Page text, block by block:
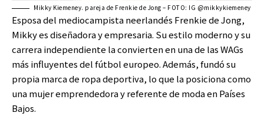
Mikky Kiemeney. pareja de Frenkie de Jong – FOTO: IG @mikkykiemeney
Esposa del mediocampista neerlandés Frenkie de Jong,
Mikky es diseñadora y empresaria. Su estilo moderno y su
carrera independiente la convierten en una de las WAGs
más influyentes del fútbol europeo. Además, fundó su
propia marca de ropa deportiva, lo que la posiciona como
una mujer emprendedora y referente de moda en Países
Bajos.